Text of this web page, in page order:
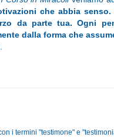
che abbia
da parte tua. Ogni
dalla forma che
i termini "testimone" e